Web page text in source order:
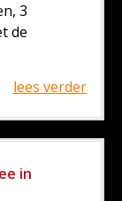
3
de
lees verder
in